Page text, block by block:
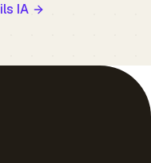
IA